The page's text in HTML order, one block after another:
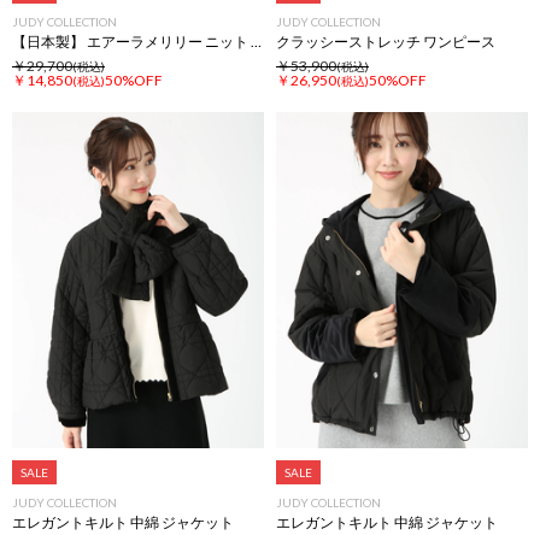
JUDY COLLECTION
【日本製】 エアーラメリリー ニット セーター
￥29,700(税込)
￥14,850(税込)50%OFF
JUDY COLLECTION
クラッシーストレッチ ワンピース
￥53,900(税込)
￥26,950(税込)50%OFF
SALE
JUDY COLLECTION
エレガントキルト 中綿 ジャケット
SALE
JUDY COLLECTION
エレガントキルト 中綿 ジャケット